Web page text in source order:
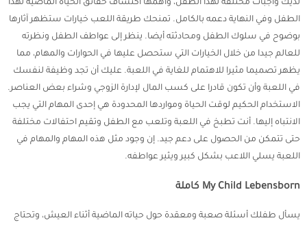
لديك واجبات مختلفة لهذا الطفل، وأهمها اكتشاف حقائق الحياة الماضية لهذا
الطفل وفي النهاية دعمه بالكامل. تمنحك طريقة اللعب خيارات ستظهر آثارها
بوضوح في سلوك الطفل ومحادثته أيضا. ينظر إلى عواطف الطفل ونظرته
للعالم جيدا من خلال الخيارات التي ستحصل عليها في الحوارات والمهام، مما
يظهر تصميما مثيرا للاهتمام للغاية في اللعبة. عليك أن تجد وظيفة لنفسك
في اللعبة وأن تكون قادرا على كسب المال لإدارة الزوجي وشراء بعض العناصر.
الاستخدام الحكيم لوقت الحياة ومواردها المحدودة هي إحدى المهام التي يجب
الانتباه إليها. أنت تطبخ في اللعبة وتلعب مع الطفل وتقيم احتفالات مختلفة
حتى تتمكن من الحصول على دعم جيد. إن وجود مثل هذه المهام والمهام في
اللعبة يسلي اللاعب بشكل كبير ويثير عواطفه.
My Child Lebensborn كاملة
يسأل طفلك أسئلة صعبة ومعقدة حول حياته الماضية أثناء العيش، وتحتاج